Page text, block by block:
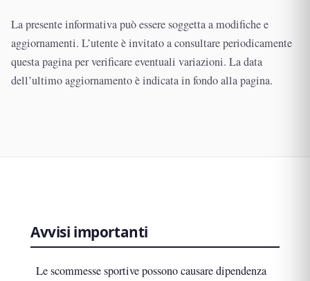
La presente informativa può essere soggetta a modifiche e
aggiornamenti. L’utente è invitato a consultare periodicamente
questa pagina per verificare eventuali variazioni. La data
dell’ultimo aggiornamento è indicata in fondo alla pagina.
Avvisi importanti
Le scommesse sportive possono causare dipendenza